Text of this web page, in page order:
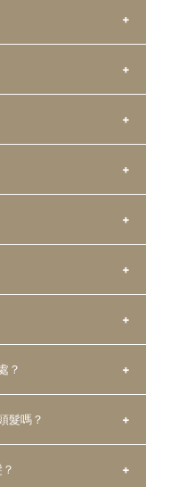
頂式的假髮，以及科
假髮專賣店即有在出
下水超牢固，由魔髮部
進行挑選，甚至可露出
求來找尋購買的管道，
使用的造型髮網路即
較專業的假髮專賣店諮
不同的方式：
貼式膠片並用增加牢固
，髮型不變只增加長度
尾後退，此時則重新再
。
貼，多為自髮長度不夠
髮後也應進行除膠動作
後方有調整帶可以調整
型需求取向或是頭髮較
記憶絲、人造纖維絲
製化一款假髮的價錢。
況而定。
是Domo Hair科技假髮
貼，與自髮是不是可以
敏或是頭皮癢的情況產
。
需要多久清洗一次，多
免買到高貴但不實用的
身材質、保養情況而
用後有定期進行清洗，
使不使用假髮也會產
生氣味或生成油脂，因
？
，金屬本身會隨空氣
髮嗎？
及作造型，對於假髮